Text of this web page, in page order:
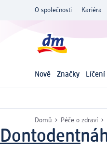
O společnosti Kariéra
Nově Značky Líčení
Domů Péče o zdraví
Dontodent